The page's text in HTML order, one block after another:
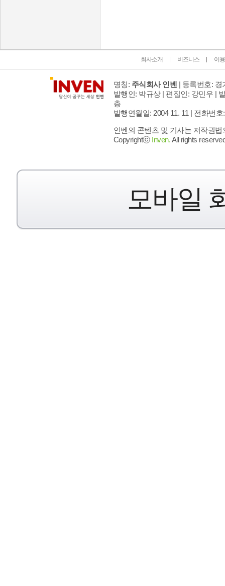
회사소개 비즈니스 이
명칭: 주식회사 인벤 | 등록번호: 경
발행인: 박규상 | 편집인: 강민우 |
층
발행연월일: 2004 11. 11 | 전화번호
인벤의 콘텐츠 및 기사는 저작권
Copyrightⓒ Inven.All rights
모바일